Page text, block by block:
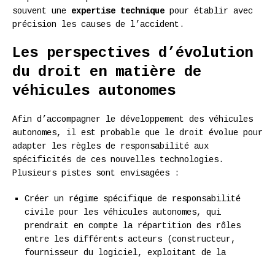
souvent une expertise technique pour établir avec
précision les causes de l’accident.
Les perspectives d’évolution
du droit en matière de
véhicules autonomes
Afin d’accompagner le développement des véhicules
autonomes, il est probable que le droit évolue pour
adapter les règles de responsabilité aux
spécificités de ces nouvelles technologies.
Plusieurs pistes sont envisagées :
Créer un régime spécifique de responsabilité
civile pour les véhicules autonomes, qui
prendrait en compte la répartition des rôles
entre les différents acteurs (constructeur,
fournisseur du logiciel, exploitant de la